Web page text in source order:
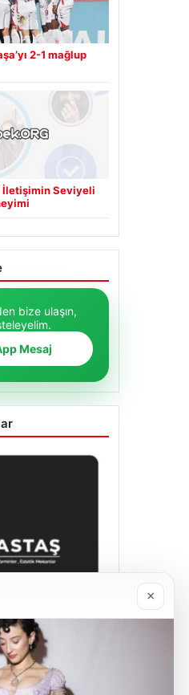
2-1 mağlup
İletişimin Seviyeli
bize ulaşın,
Mesaj
×